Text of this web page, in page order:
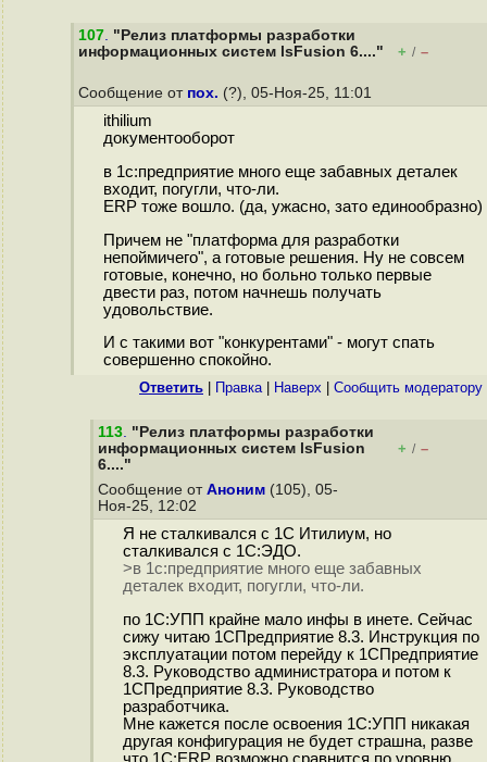
107. "Релиз платформы разработки
информационных систем lsFusion 6...."
+ / –
Сообщение от пох. (?), 05-Ноя-25, 11:01
ithilium
документооборот
в 1с:предприятие много еще забавных деталек
входит, погугли, что-ли.
ERP тоже вошло. (да, ужасно, зато единообразно)
Причем не "платформа для разработки
непоймичего", а готовые решения. Ну не совсем
готовые, конечно, но больно только первые
двести раз, потом начнешь получать
удовольствие.
И с такими вот "конкурентами" - могут спать
совершенно спокойно.
Ответить Правка| Наверх Cообщить модератору
113. "Релиз платформы разработки
информационных систем lsFusion
6...."
+ / –
Сообщение от Аноним (105), 05-
Ноя-25, 12:02
Я не сталкивался с 1С Итилиум, но
сталкивался с 1С:ЭДО.
>в 1с:предприятие много еще забавных
деталек входит, погугли, что-ли.
по 1С:УПП крайне мало инфы в инете. Сейчас
сижу читаю 1СПредприятие 8.3. Инструкция по
эксплуатации потом перейду к 1СПредприятие
8.3. Руководство администратора и потом к
1СПредприятие 8.3. Руководство
разработчика.
Мне кажется после освоения 1С:УПП никакая
другая конфигурация не будет страшна, разве